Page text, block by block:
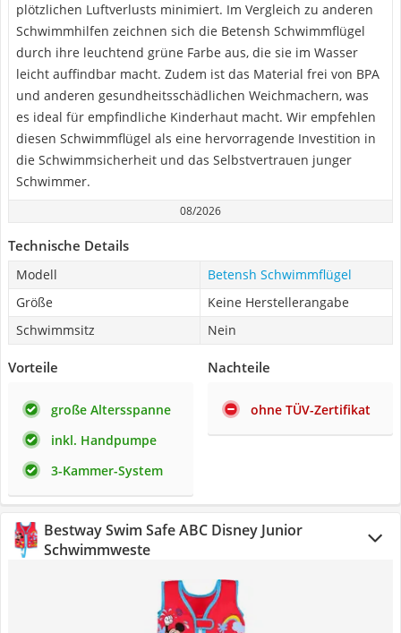
plötzlichen Luftverlusts minimiert. Im Vergleich zu anderen
Schwimmhilfen zeichnen sich die Betensh Schwimmflügel
durch ihre leuchtend grüne Farbe aus, die sie im Wasser
leicht auffindbar macht. Zudem ist das Material frei von BPA
und anderen gesundheitsschädlichen Weichmachern, was
es ideal für empfindliche Kinderhaut macht. Wir empfehlen
diesen Schwimmflügel als eine hervorragende Investition in
die Schwimmsicherheit und das Selbstvertrauen junger
Schwimmer.
08/2026
Technische Details
Modell
Betensh Schwimmflügel
Größe
Keine Herstellerangabe
Schwimmsitz
Nein
Vorteile
große Altersspanne
inkl. Handpumpe
3-Kammer-System
Nachteile
ohne TÜV-Zertifikat
Bestway Swim Safe ABC Disney Junior
Schwimmweste